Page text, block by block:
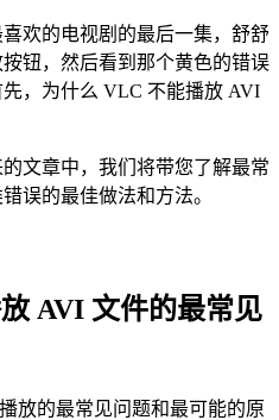
欢的电视剧的最后一集，舒舒
钮，然后看到那个黄色的错误
，为什么 VLC 不能播放 AVI
文章中，我们将带您了解最常
误的最佳做法和方法。
AVI 文件的最常见
放的最常见问题和最可能的原